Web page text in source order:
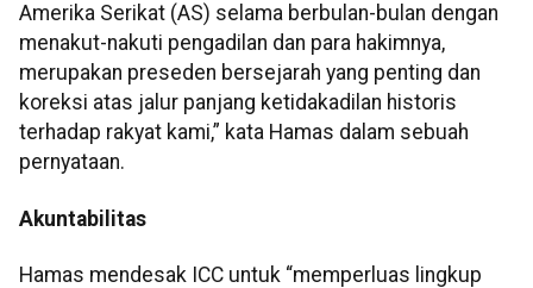
Amerika Serikat (AS) selama berbulan-bulan dengan
menakut-nakuti pengadilan dan para hakimnya,
merupakan preseden bersejarah yang penting dan
koreksi atas jalur panjang ketidakadilan historis
terhadap rakyat kami,” kata Hamas dalam sebuah
pernyataan.
Akuntabilitas
Hamas mendesak ICC untuk “memperluas lingkup